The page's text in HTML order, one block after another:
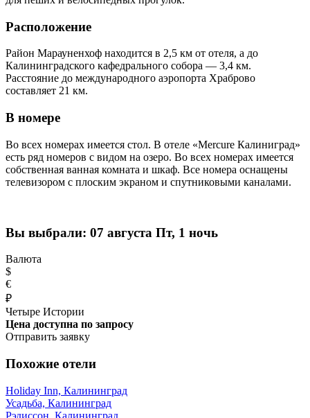
Расположение
Район Марауненхоф находится в 2,5 км от отеля, а до
Калининградского кафедрального собора — 3,4 км.
Расстояние до международного аэропорта Храброво
составляет 21 км.
В номере
Во всех номерах имеется стол. В отеле «Mercure Калиниград»
есть ряд номеров с видом на озеро. Во всех номерах имеется
собственная ванная комната и шкаф. Все номера оснащены
телевизором с плоским экраном и спутниковыми каналами.
Вы выбрали: 07 августа Пт, 1 ночь
Валюта
$
€
₽
Четыре Истории
Цена доступна по запросу
Отправить заявку
Похожие отели
Holiday Inn, Калининград
Усадьба, Калининград
Рэдиссон, Калининград